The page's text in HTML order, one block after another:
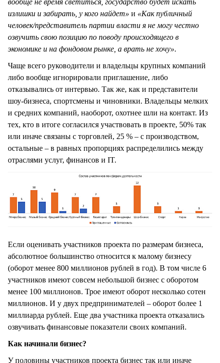
вообще не время светиться, государство будет искать
излишки и забирать, у кого найдет» и «Как публичный
человек/представитель партии власти я не могу честно
озвучить свою позицию по поводу происходящего в
экономике и на фондовом рынке, а врать не хочу».
Чаще всего руководители и владельцы крупных компаний
либо вообще игнорировали приглашение, либо
отказывались от интервью. Так же, как и представители
шоу-бизнеса, спортсмены и чиновники. Владельцы мелких
и средних компаний, наоборот, охотнее шли на контакт. Из
тех, кто в итоге согласился участвовать в проекте, 50% так
или иначе связаны с торговлей, 25 % – с производством,
остальные – в равных пропорциях распределились между
отраслями услуг, финансов и IT.
Если оценивать участников проекта по размерам бизнеса,
абсолютное большинство относится к малому бизнесу
(оборот менее 800 миллионов рублей в год). В том числе 6
участников имеют совсем небольшой бизнес с оборотом
менее 100 миллионов. Трое имеют оборот несколько сотен
миллионов. И у двух предпринимателей – оборот более 1
миллиарда рублей. Еще два участника проекта отказались
озвучивать финансовые показатели своих компаний.
Как начинали бизнес?
У половины участников проекта бизнес так или иначе